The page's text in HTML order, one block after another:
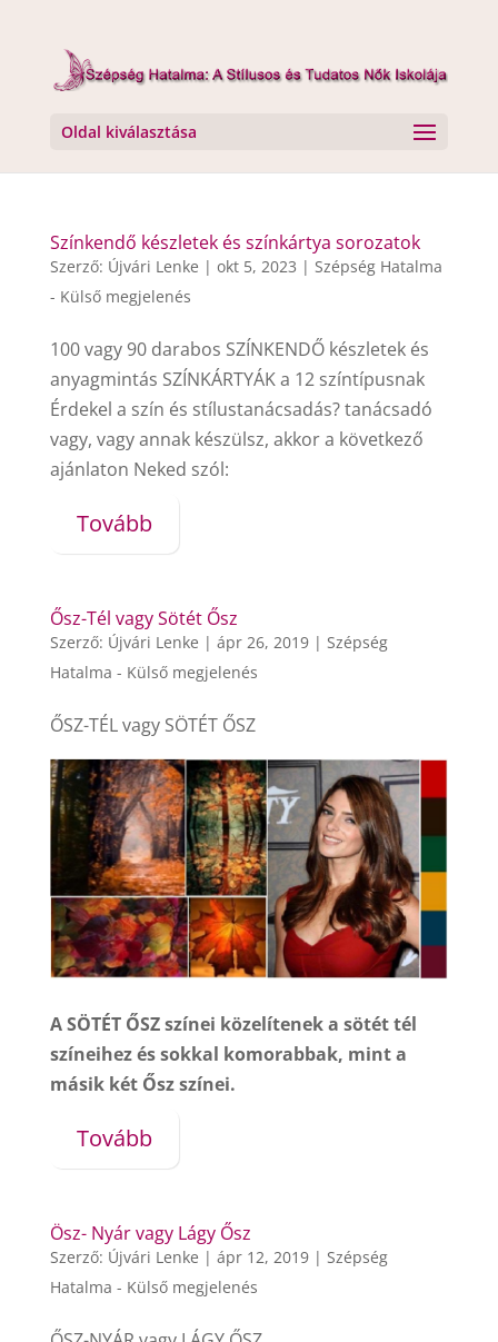
Oldal kiválasztása
Színkendő készletek és színkártya sorozatok
Szerző: Újvári Lenke | okt 5, 2023 | Szépség Hatalma
- Külső megjelenés
100 vagy 90 darabos SZÍNKENDŐ készletek és
anyagmintás SZÍNKÁRTYÁK a 12 színtípusnak
Érdekel a szín és stílustanácsadás? tanácsadó
vagy, vagy annak készülsz, akkor a következő
ajánlaton Neked szól:
Tovább
Ősz-Tél vagy Sötét Ősz
Szerző: Újvári Lenke | ápr 26, 2019| Szépség
Hatalma - Külső megjelenés
ŐSZ-TÉL vagy SÖTÉT ŐSZ
A SÖTÉT ŐSZ színei közelítenek a sötét tél
színeihez és sokkal komorabbak, mint a
másik két Ősz színei.
Tovább
Ösz- Nyár vagy Lágy Ősz
Szerző: Újvári Lenke | ápr 12, 2019| Szépség
Hatalma - Külső megjelenés